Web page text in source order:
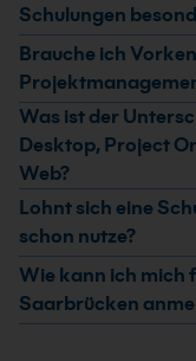
Schulungen
Microsoft Project
Projektleiter, PMO-
Projektcontroller.
Projekte planen,
koordinieren, von
Microsoft Project.
Brauche ich
Grundkenntnisse
hilfreich, aber nicht
Einsteigerkurse
Fortgeschrittene
Dafür sind
empfehlenswert.
Was ist der
Desktop, Project
Web?
Project Desktop
Projektplanung.
Projekt- und
bietet Project für
Microsoft 365. Die
Lohnt sich eine
schon nutze?
Ja, viele Anwender
Funktionen. In
Dortmund lernst
Wie kann ich mich
Saarbrücken